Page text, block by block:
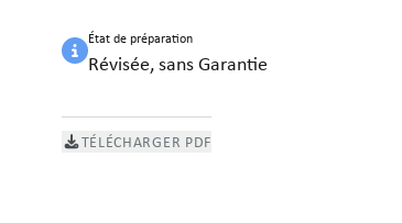
État de préparation
Révisée, sans Garantie
TÉLÉCHARGER PDF